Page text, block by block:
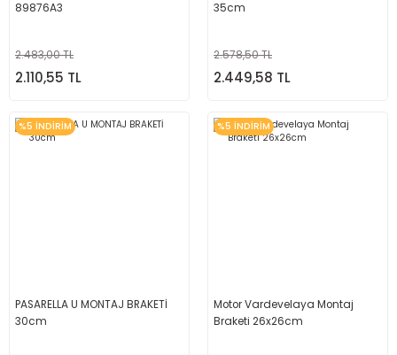
89876A3
2.483,00 TL
2.110,55 TL
35cm
2.578,50 TL
2.449,58 TL
%5 İNDİRİM
PASARELLA U MONTAJ BRAKETİ
30cm
%5 İNDİRİM
Motor Vardevelaya Montaj
Braketi 26x26cm